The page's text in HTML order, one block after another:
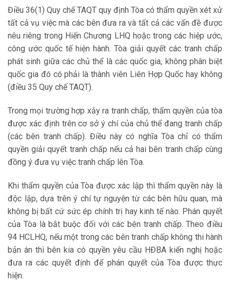
Điều 36(1) Quy chế TAQT quy định Tòa có thẩm quyền xét xử
tất cả vụ việc mà các bên đưa ra và tất cả các vấn đề được
nêu riêng trong Hiến Chương LHQ hoặc trong các hiệp ước,
công ước quốc tế hiện hành. Tòa giải quyết các tranh chấp
phát sinh giữa các chủ thể là các quốc gia, không phân biệt
quốc gia đó có phải là thành viên Liên Hợp Quốc hay không
(điều 35 Quy chế TAQT).
Trong mọi trường hợp xảy ra tranh chấp, thẩm quyền của tòa
được xác định trên cơ sở ý chí của chủ thể đang tranh chấp
(các bên tranh chấp). Điều này có nghĩa Tòa chỉ có thẩm
quyền giải quyết tranh chấp nếu cả hai bên tranh chấp cùng
đồng ý đưa vụ việc tranh chấp lên Tòa.
Khi thẩm quyền của Tòa được xác lập thì thẩm quyền này là
độc lập, dựa trên ý chí tự nguyện từ các bên hữu quan, mà
không bị bất cứ sức ép chính trị hay kinh tế nào. Phán quyết
của Tòa là bắt buộc đối với các bên tranh chấp. Theo điều
94 HCLHQ, nếu một trong các bên tranh chấp không thi hành
bản án thì bên kia có quyền yêu cầu HĐBA kiến nghị hoặc
đưa ra các quyết định để phán quyết của Tòa được thực
hiện.